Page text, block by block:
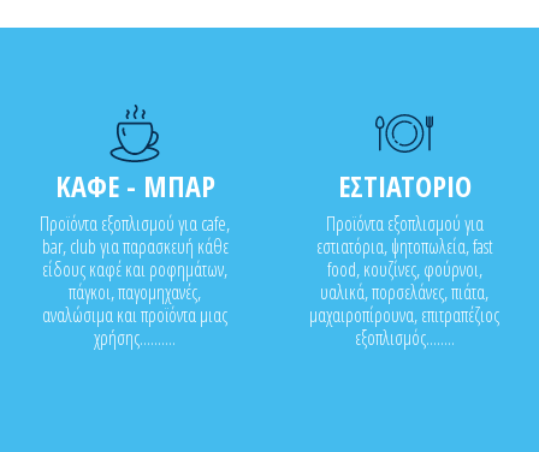
ΚΑΦΕ - ΜΠΑΡ
Προϊόντα εξοπλισμού για cafe,
bar, club για παρασκευή κάθε
είδους καφέ και ροφημάτων,
πάγκοι, παγομηχανές,
αναλώσιμα και προϊόντα μιας
χρήσης..........
ΕΣΤΙΑΤΟΡΙΟ
Προϊόντα εξοπλισμού για
εστιατόρια, ψητοπωλεία, fast
food, κουζίνες, φούρνοι,
υαλικά, πορσελάνες, πιάτα,
μαχαιροπίρουνα, επιτραπέζιος
εξοπλισμός........